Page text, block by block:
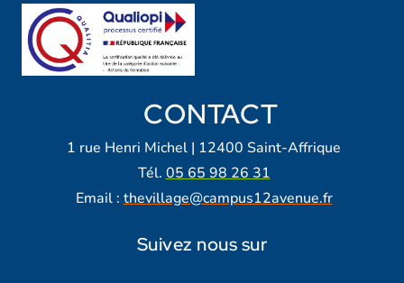
CONTACT
1 rue Henri Michel | 12400 Saint-Affrique
Tél. 05 65 98 26 31
Email : thevillage@campus12avenue.fr
Suivez nous sur